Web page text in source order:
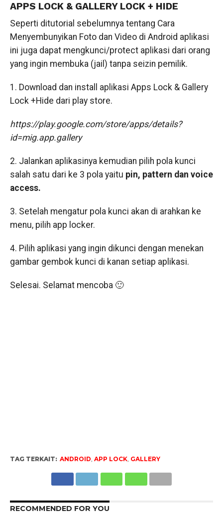
APPS LOCK & GALLERY LOCK + HIDE
Seperti ditutorial sebelumnya tentang Cara
Menyembunyikan Foto dan Video di Android aplikasi
ini juga dapat mengkunci/protect aplikasi dari orang
yang ingin membuka (jail) tanpa seizin pemilik.
1. Download dan install aplikasi Apps Lock & Gallery
Lock +Hide dari play store.
https://play.google.com/store/apps/details?
id=mig.app.gallery
2. Jalankan aplikasinya kemudian pilih pola kunci
salah satu dari ke 3 pola yaitu pin, pattern dan voice
access.
3. Setelah mengatur pola kunci akan di arahkan ke
menu, pilih app locker.
4. Pilih aplikasi yang ingin dikunci dengan menekan
gambar gembok kunci di kanan setiap aplikasi.
Selesai. Selamat mencoba 🙂
TAG TERKAIT: ANDROID, APP LOCK, GALLERY
RECOMMENDED FOR YOU